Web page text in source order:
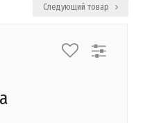
Следующий товар